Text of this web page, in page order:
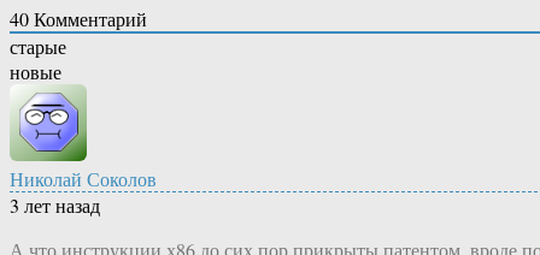
40Комментарий
старые
новые
Николай Соколов
3 лет назад
А что инструкции х86 до сих пор прикрыты патентом, вроде